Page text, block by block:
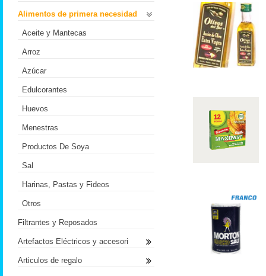
Alimentos de primera necesidad
Aceite y Mantecas
Arroz
Azúcar
Edulcorantes
Huevos
Menestras
Productos De Soya
Sal
Harinas, Pastas y Fideos
Otros
Filtrantes y Reposados
Artefactos Eléctricos y accesori
Articulos de regalo